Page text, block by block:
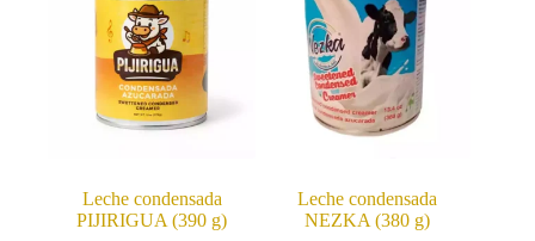
Leche condensada
PIJIRIGUA (390 g)
Leche condensada
NEZKA (380 g)